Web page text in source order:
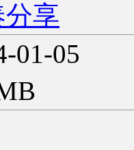
享
01-05